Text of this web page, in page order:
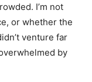
I’m not
or whether the
venture far
by